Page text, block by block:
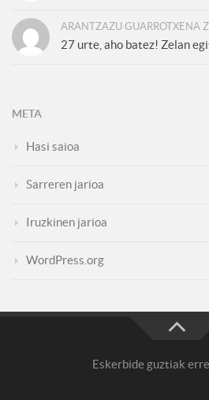
ARANTZAZU GUARROTXENA
27 urte, aho batez! Zelan
META
Hasi saioa
Sarreren jarioa
Iruzkinen jarioa
WordPress.org
Eskerbide guztiak